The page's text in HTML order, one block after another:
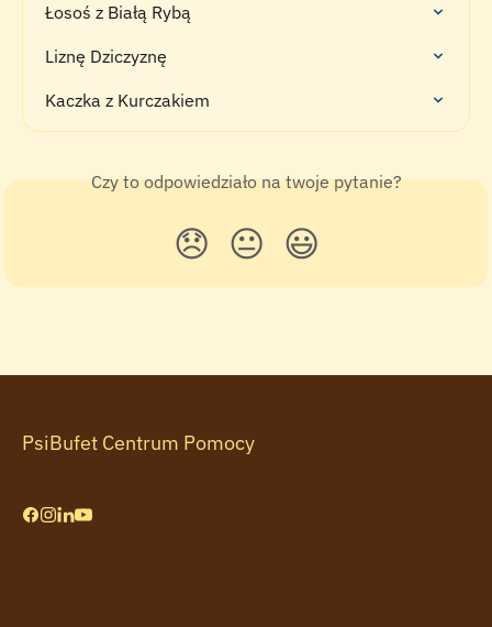
Łosoś z Białą Rybą
Liznę Dziczyznę
Kaczka z Kurczakiem
Czy to odpowiedziało na twoje pytanie?
😞 😐 😃
PsiBufet Centrum Pomocy